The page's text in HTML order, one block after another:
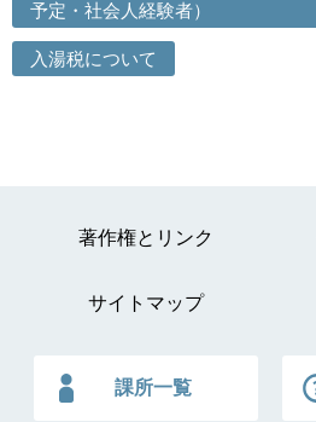
予定・社会人経験者）
入湯税について
著作権とリンク
サイトマップ
課所一覧